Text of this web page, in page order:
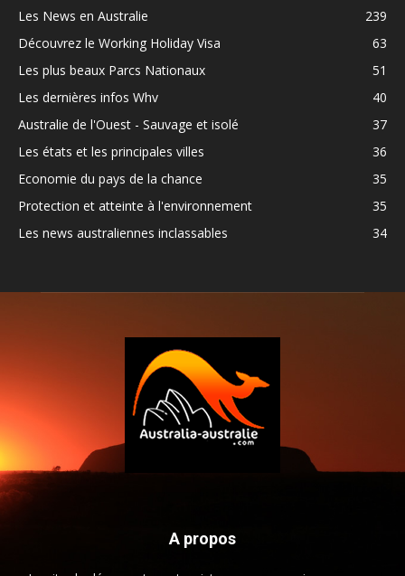
Les News en Australie
239
Découvrez le Working Holiday Visa
63
Les plus beaux Parcs Nationaux
51
Les dernières infos Whv
40
Australie de l'Ouest - Sauvage et isolé
37
Les états et les principales villes
36
Economie du pays de la chance
35
Protection et atteinte à l'environnement
35
Les news australiennes inclassables
34
A propos